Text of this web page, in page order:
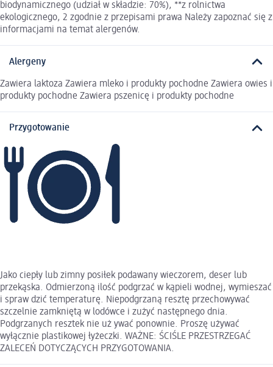
biodynamicznego (udział w składzie: 70%), **z rolnictwa
ekologicznego, 2 zgodnie z przepisami prawa Należy zapoznać się z
informacjami na temat alergenów.
Alergeny
Zawiera laktoza Zawiera mleko i produkty pochodne Zawiera owies i
produkty pochodne Zawiera pszenicę i produkty pochodne
Przygotowanie
Jako ciepły lub zimny posiłek podawany wieczorem, deser lub
przekąska. Odmierzoną ilość podgrzać w kąpieli wodnej, wymieszać
i spraw dzić temperaturę. Niepodgrzaną resztę przechowywać
szczelnie zamkniętą w lodówce i zużyć następnego dnia.
Podgrzanych resztek nie uż ywać ponownie. Proszę używać
wyłącznie plastikowej łyżeczki. WAŻNE: ŚCIŚLE PRZESTRZEGAĆ
ZALECEŃ DOTYCZĄCYCH PRZYGOTOWANIA.